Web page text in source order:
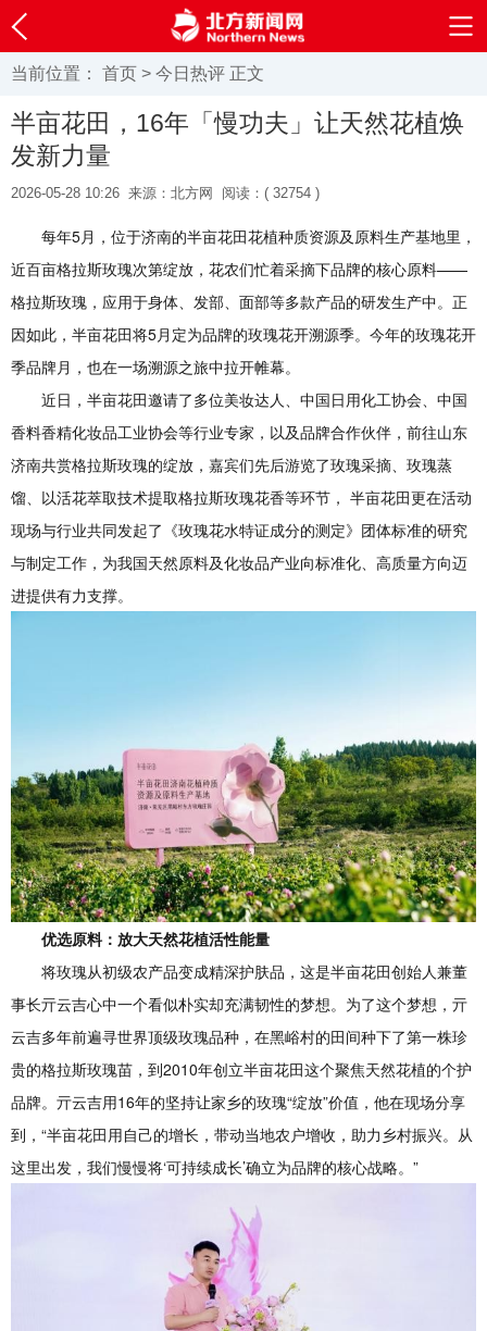
当前位置： 首页 > 今日热评 正文
半亩花田，16年「慢功夫」让天然花植焕
发新力量
2026-05-28 10:26 来源：北方网 阅读：( 32754 )
每年5月，位于济南的半亩花田花植种质资源及原料生产基地里，
近百亩格拉斯玫瑰次第绽放，花农们忙着采摘下品牌的核心原料——
格拉斯玫瑰，应用于身体、发部、面部等多款产品的研发生产中。正
因如此，半亩花田将5月定为品牌的玫瑰花开溯源季。今年的玫瑰花开
季品牌月，也在一场溯源之旅中拉开帷幕。
近日，半亩花田邀请了多位美妆达人、中国日用化工协会、中国
香料香精化妆品工业协会等行业专家，以及品牌合作伙伴，前往山东
济南共赏格拉斯玫瑰的绽放，嘉宾们先后游览了玫瑰采摘、玫瑰蒸
馏、以活花萃取技术提取格拉斯玫瑰花香等环节， 半亩花田更在活动
现场与行业共同发起了《玫瑰花水特证成分的测定》团体标准的研究
与制定工作，为我国天然原料及化妆品产业向标准化、高质量方向迈
进提供有力支撑。
优选原料：放大天然花植活性能量
将玫瑰从初级农产品变成精深护肤品，这是半亩花田创始人兼董
事长亓云吉心中一个看似朴实却充满韧性的梦想。为了这个梦想，亓
云吉多年前遍寻世界顶级玫瑰品种，在黑峪村的田间种下了第一株珍
贵的格拉斯玫瑰苗，到2010年创立半亩花田这个聚焦天然花植的个护
品牌。亓云吉用16年的坚持让家乡的玫瑰“绽放”价值，他在现场分享
到，“半亩花田用自己的增长，带动当地农户增收，助力乡村振兴。从
这里出发，我们慢慢将‘可持续成长’确立为品牌的核心战略。”